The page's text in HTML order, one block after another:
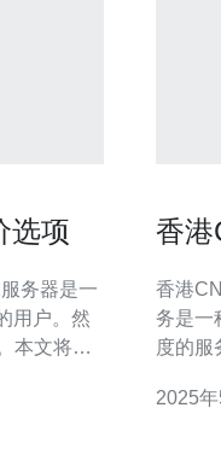
选项
用户。然
本文将介
可以找到
香港
香港
务是一
度的服
加速服
2025年